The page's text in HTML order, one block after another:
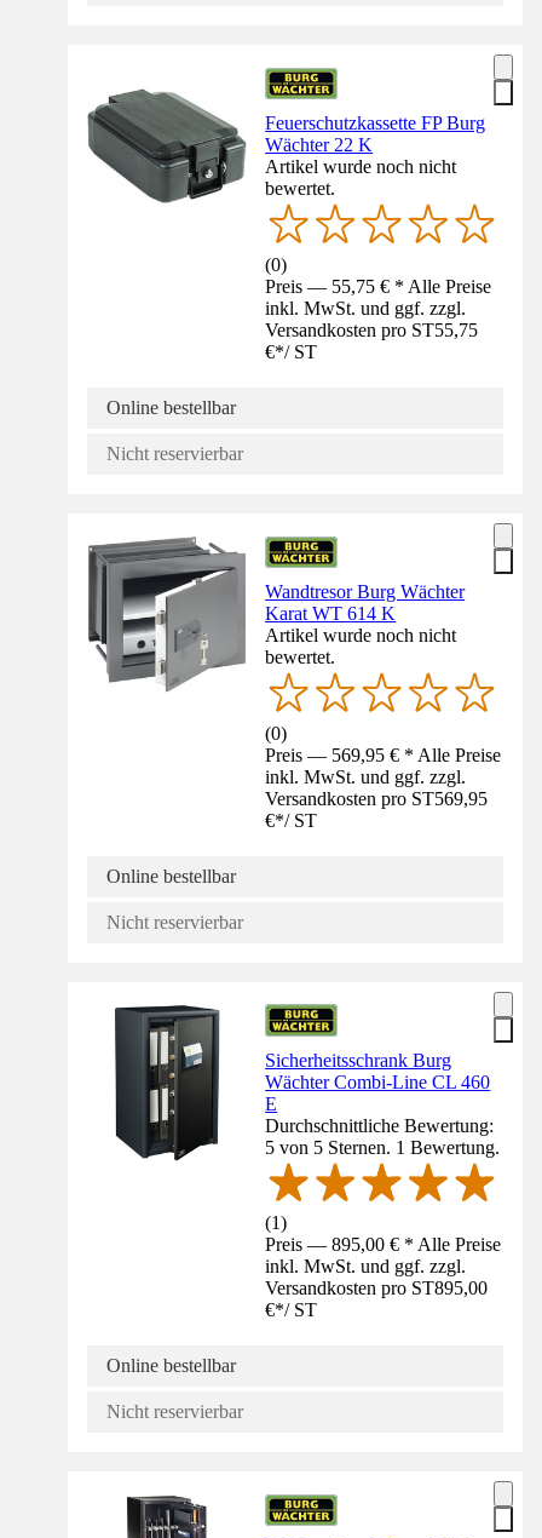
Feuerschutzkassette FP Burg
Wächter 22 K
Artikel wurde noch nicht
bewertet.
(0)
Preis — 55,75 € * Alle Preise
inkl. MwSt. und ggf. zzgl.
Versandkosten pro ST55,75
€*/ ST
Online bestellbar
Nicht reservierbar
Wandtresor Burg Wächter
Karat WT 614 K
Artikel wurde noch nicht
bewertet.
(0)
Preis — 569,95 € * Alle Preise
inkl. MwSt. und ggf. zzgl.
Versandkosten pro ST569,95
€*/ ST
Online bestellbar
Nicht reservierbar
Sicherheitsschrank Burg
Wächter Combi-Line CL 460
E
Durchschnittliche Bewertung:
5 von 5 Sternen. 1 Bewertung.
(1)
Preis — 895,00 € * Alle Preise
inkl. MwSt. und ggf. zzgl.
Versandkosten pro ST895,00
€*/ ST
Online bestellbar
Nicht reservierbar